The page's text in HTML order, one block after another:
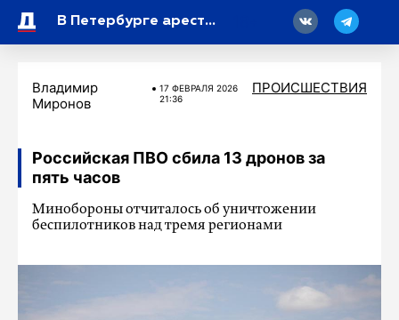
В Петербурге арестовали четверых подростков за поджог двух иномарок
Владимир
Миронов
17 ФЕВРАЛЯ 2026
21:36
ПРОИСШЕСТВИЯ
Российская ПВО сбила 13 дронов за
пять часов
Минобороны отчиталось об уничтожении
беспилотников над тремя регионами